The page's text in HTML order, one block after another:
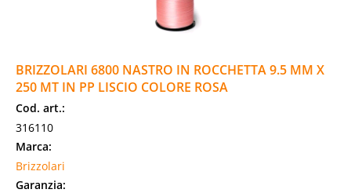
BRIZZOLARI 6800 NASTRO IN ROCCHETTA 9.5 MM X
250 MT IN PP LISCIO COLORE ROSA
Cod. art.:
316110
Marca:
Brizzolari
Garanzia: